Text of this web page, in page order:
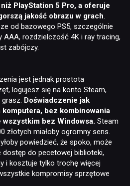
PlayStation 5 Pro, a oferuje
jakość obrazu w grach.
od bazowego PS5, szczególnie
AAA, rozdzielczość 4K i ray tracing,
zabójczy.
jest jednak prostota
logujesz się na konto Steam,
Doświadczenie jak
komputera, bez kombinowania
bez Windowsa. Steam
złotych miałoby ogromny sens.
powiedzieć, że spoko, może
dostęp do pecetowej biblioteki,
i kosztuje tylko trochę więcej
kompromisy sprzętowe